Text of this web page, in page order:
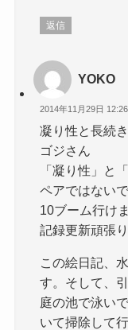
返信
YOKO
2014年11月29日
凝り性と長続
ゴジさん
「凝り性」と
ペアではない
10ブーム行け
記録更新頑張
この絵日記、
す。そして、
庭の池で泳い
いて掃除して